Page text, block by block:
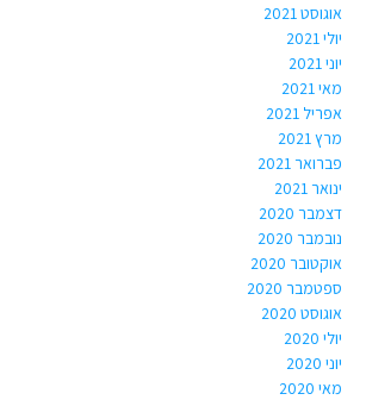
אוגוסט 2021
יולי 2021
יוני 2021
מאי 2021
אפריל 2021
מרץ 2021
פברואר 2021
ינואר 2021
דצמבר 2020
נובמבר 2020
אוקטובר 2020
ספטמבר 2020
אוגוסט 2020
יולי 2020
יוני 2020
מאי 2020